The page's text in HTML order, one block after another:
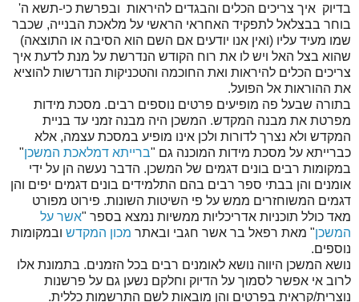
בדיוק איך צריכים הכלים והבגדים להיראות ובפרשת כי-תשא ה'
בוחר בבצלאל לתפקיד האחראי הראשי על מלאכת הבנייה, שכבר
שמו מעיד עליו (ואין אנו יודעים אם השם הוא הסיבה או התוצאה)
שהוא בצל האל ויש לו את רוח הקודש הנדרשת על מנת לדעת איך
צריכים הכלים להיראות ואת החוכמה והטכניקות הנדרשות להוציא
את ההוראות אל הפועל.
בתורה שבעל פה מופיעים פרטים נוספים רבים. מסכת מידות
מפרטת את מבנה המקדש. המשכן היה מבנה זמני עד בניית
המקדש ולא נצרך לדורות ולכן אינו מופיע במסכת עצמה, אלא
כברייתא על מסכת מידות המוכנה גם "ברייתא דמלאכת המשכן"
במקומות רבים בונים דגמים של המשכן. הדבר נעשה הן על ידי
אומנים והן בבתי ספר רבים בהם התלמידים בונים דגמים יפים והן
דגמים המשוחזרים ממש על פי השיטות השונות. פירוט מפורט
מאד כולל תוכניות אדריכליות ממשיות נמצא בספר "אשר על
המשכן" מאת רפאל בר אשר חגבי ובאתר מכון המקדש ובמקומות
נוספים.
נושא המשכן היווה נושא לאומנים רבים בכל הזמנים. בתמונת אלו
לרוב אי אפשר לסמוך על הדיוק וחלקם נשען גם על פרשנות
נוצרית/קראית בפרטים והן מובאות לשם התרשמות כללית.